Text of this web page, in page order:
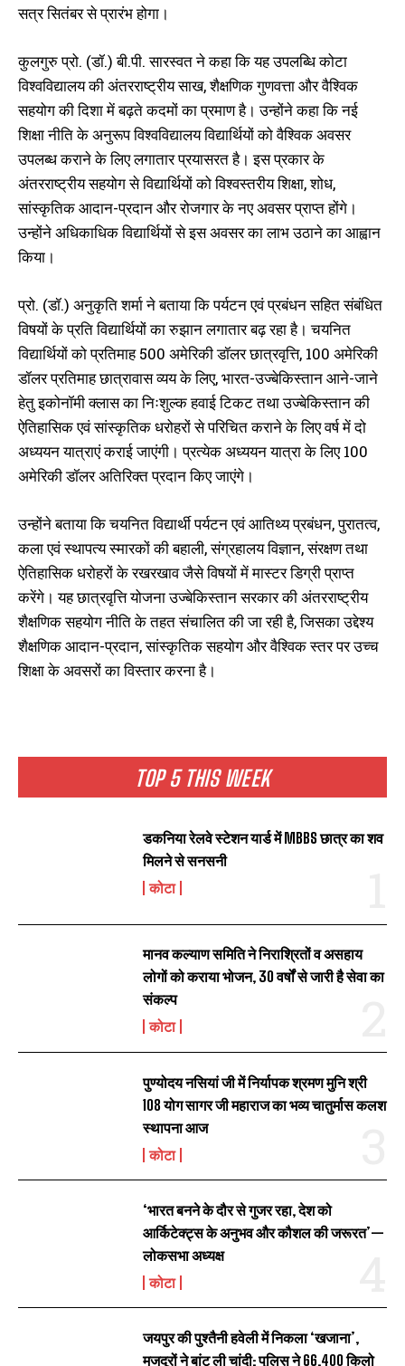
TOP 5 THIS WEEK
डकनिया रेलवे स्टेशन यार्ड में MBBS छात्र का शव
मिलने से सनसनी
कोटा
मानव कल्याण समिति ने निराश्रितों व असहाय
लोगों को कराया भोजन, 30 वर्षों से जारी है सेवा का
संकल्प
कोटा
पुण्योदय नसियां जी में निर्यापक श्रमण मुनि श्री
108 योग सागर जी महाराज का भव्य चातुर्मास कलश
स्थापना आज
कोटा
‘भारत बनने के दौर से गुजर रहा, देश को
आर्किटेक्ट्स के अनुभव और कौशल की जरूरत’—
लोकसभा अध्यक्ष
कोटा
जयपुर की पुश्तैनी हवेली में निकला ‘खजाना’,
मजदूरों ने बांट ली चांदी; पुलिस ने 66.400 किलो
सत्र सितंबर से प्रारंभ होगा।
कुलगुरु प्रो. (डॉ.) बी.पी. सारस्वत ने कहा कि यह उपलब्धि कोटा
विश्वविद्यालय की अंतरराष्ट्रीय साख, शैक्षणिक गुणवत्ता और वैश्विक
सहयोग की दिशा में बढ़ते कदमों का प्रमाण है। उन्होंने कहा कि नई
शिक्षा नीति के अनुरूप विश्वविद्यालय विद्यार्थियों को वैश्विक अवसर
उपलब्ध कराने के लिए लगातार प्रयासरत है। इस प्रकार के
अंतरराष्ट्रीय सहयोग से विद्यार्थियों को विश्वस्तरीय शिक्षा, शोध,
सांस्कृतिक आदान-प्रदान और रोजगार के नए अवसर प्राप्त होंगे।
उन्होंने अधिकाधिक विद्यार्थियों से इस अवसर का लाभ उठाने का आह्वान
किया।
प्रो. (डॉ.) अनुकृति शर्मा ने बताया कि पर्यटन एवं प्रबंधन सहित संबंधित
विषयों के प्रति विद्यार्थियों का रुझान लगातार बढ़ रहा है। चयनित
विद्यार्थियों को प्रतिमाह 500 अमेरिकी डॉलर छात्रवृत्ति, 100 अमेरिकी
डॉलर प्रतिमाह छात्रावास व्यय के लिए, भारत-उज्बेकिस्तान आने-जाने
हेतु इकोनॉमी क्लास का निःशुल्क हवाई टिकट तथा उज्बेकिस्तान की
ऐतिहासिक एवं सांस्कृतिक धरोहरों से परिचित कराने के लिए वर्ष में दो
अध्ययन यात्राएं कराई जाएंगी। प्रत्येक अध्ययन यात्रा के लिए 100
अमेरिकी डॉलर अतिरिक्त प्रदान किए जाएंगे।
उन्होंने बताया कि चयनित विद्यार्थी पर्यटन एवं आतिथ्य प्रबंधन, पुरातत्व,
कला एवं स्थापत्य स्मारकों की बहाली, संग्रहालय विज्ञान, संरक्षण तथा
ऐतिहासिक धरोहरों के रखरखाव जैसे विषयों में मास्टर डिग्री प्राप्त
करेंगे। यह छात्रवृत्ति योजना उज्बेकिस्तान सरकार की अंतरराष्ट्रीय
शैक्षणिक सहयोग नीति के तहत संचालित की जा रही है, जिसका उद्देश्य
शैक्षणिक आदान-प्रदान, सांस्कृतिक सहयोग और वैश्विक स्तर पर उच्च
शिक्षा के अवसरों का विस्तार करना है।